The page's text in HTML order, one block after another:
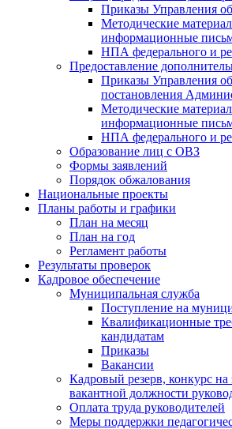
Приказы Управления
Методические
информационные
НПА федерального и
Предоставление
Приказы Управления
постановления
Методические
информационные
НПА федерального и
Образование лиц с ОВЗ
Формы заявлений
Порядок обжалования
Национальные проекты
Планы работы и графики
План на месяц
План на год
Регламент работы
Результаты проверок
Кадровое обеспечение
Муниципальная служба
Поступление на
Квалификационные
кандидатам
Приказы
Вакансии
Кадровый резерв, конкурс
вакантной должности
Оплата труда руководителей
Меры поддержки